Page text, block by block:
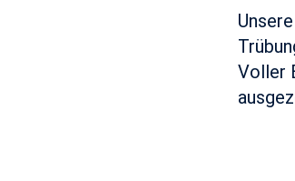
Voller